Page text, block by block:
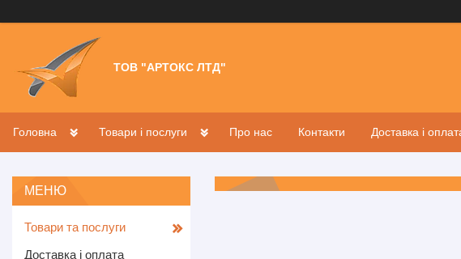
ТОВ "АРТОКС ЛТД"
Головна Товари і послуги Про нас Контакти Доставка і
Товари та послуги
Доставка і оплата